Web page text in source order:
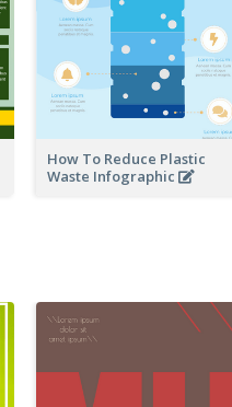
How To Reduce Plastic
Waste Infographic